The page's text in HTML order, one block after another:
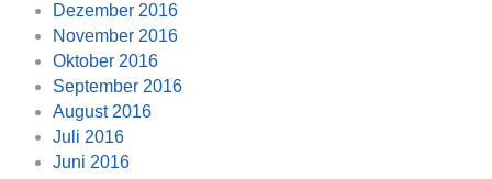
Dezember 2016
November 2016
Oktober 2016
September 2016
August 2016
Juli 2016
Juni 2016